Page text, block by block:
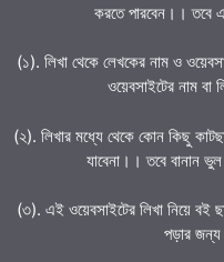
করতে পারবেন।। তবে
(১). লিখা থেকে লেখকের নাম ও
ওয়েবসাইটের নাম
(২). লিখার মধ্যে থেকে কোন কিছু
যাবেনা।। তবে বানান
(৩). এই ওয়েবসাইটের লিখা নিয়ে বই
পড়ার জন্য